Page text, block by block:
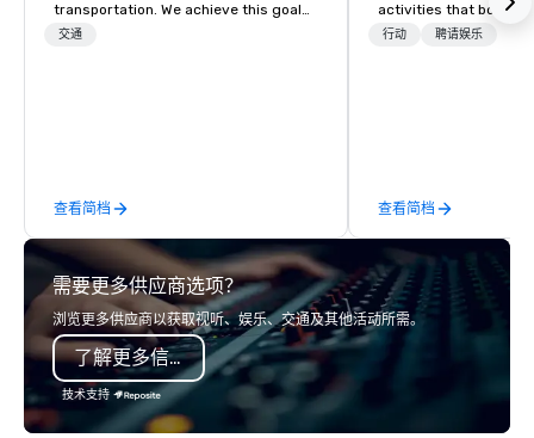
transportation. We achieve this goal
with highly trained chauffeurs, the
late model luxury vehicles to the
highly experienced and professional
team of chauffeurs and support staff;
you will know quality when you travel
with La Costa Limousine.
交通
查看简档
activities that boost
lower carbon
行动 聘请娱乐
查看简档
需要更多供应商选项？
浏览更多供应商以获取视听、娱乐、交通及其他活动所需。
了解更多信息
技术支持